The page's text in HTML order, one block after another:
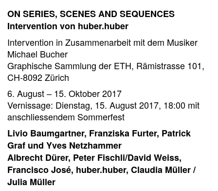
ON SERIES, SCENES AND SEQUENCES
Intervention von huber.huber
Intervention in Zusammenarbeit mit dem Musiker
Michael Bucher
Graphische Sammlung der ETH, Rämistrasse 101,
CH-8092 Zürich
6. August – 15. Oktober 2017
Vernissage: Dienstag, 15. August 2017, 18:00 mit
anschliessendem Sommerfest
Livio Baumgartner, Franziska Furter, Patrick
Graf und Yves Netzhammer
Albrecht Dürer, Peter Fischli/David Weiss,
Francisco José, huber.huber, Claudia Müller /
Julia Müller